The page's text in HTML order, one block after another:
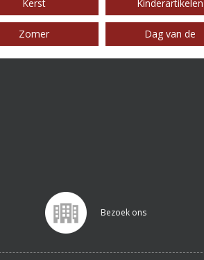
Kerst Kinderartikelen
Zomer Dag van de
Bezoek ons